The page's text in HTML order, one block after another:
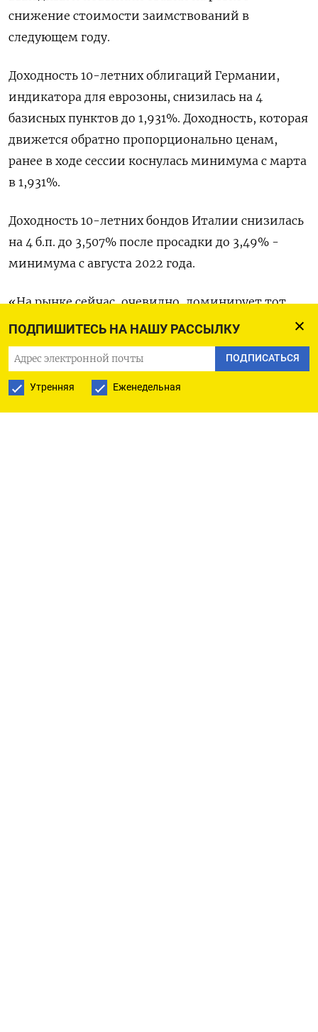
ПОДПИШИТЕСЬ НА НАШУ РАССЫЛКУ
ПОДПИСАТЬСЯ
Утренняя Еженедельная
снижение стоимости заимствований в
следующем году.
Доходность 10-летних облигаций Германии,
индикатора для еврозоны, снизилась на 4
базисных пунктов до 1,931%. Доходность, которая
движется обратно пропорционально ценам,
ранее в ходе сессии коснулась минимума с марта
в 1,931%.
Доходность 10-летних бондов Италии снизилась
на 4 б.п. до 3,507% после просадки до 3,49% -
минимума с августа 2022 года.
«На рынке сейчас, очевидно, доминирует тот
факт, что дезинфляция продолжается, а также
что рынок закладывает больше снижений
ставок, - сказал Эммануил Карималис из UBS, -
Эти настроения достаточно бычьи для